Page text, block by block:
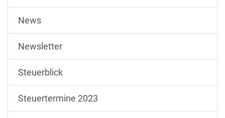
News
Newsletter
Steuerblick
Steuertermine 2023